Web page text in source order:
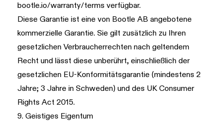
bootle.io/warranty/terms verfügbar.
Diese Garantie ist eine von Bootle AB angebotene
kommerzielle Garantie. Sie gilt zusätzlich zu Ihren
gesetzlichen Verbraucherrechten nach geltendem
Recht und lässt diese unberührt, einschließlich der
gesetzlichen EU-Konformitätsgarantie (mindestens 2
Jahre; 3 Jahre in Schweden) und des UK Consumer
Rights Act 2015.
9. Geistiges Eigentum